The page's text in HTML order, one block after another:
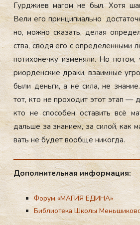
Гур­джи­ев ма­гом не был. Хо­тя
Ве­ли его прин­ци­пи­аль­но
но, мож­но ска­зать, де­лая
ства, сво­дя его с оп­ре­делён­ны­ми
по­тихо­неч­ку из­ме­няли. Но по­том,
ри­ор­ден­ские дра­ки, вза­им­ные
бы­ли день­ги, а не си­ла, не
тот, кто не про­ходит этот этап —
кто не спо­собен ос­та­вить всё
даль­ше за зна­ни­ем, за си­лой, как
вать не бу­дет во­об­ще ни­ког­да.
До­пол­ни­тель­ная ин­форма­ция:
Форум «МАГИЯ ЕДИНА»
Библиотека Школы